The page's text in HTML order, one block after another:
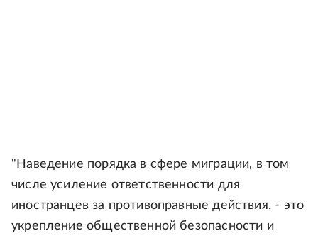
"Наведение порядка в сфере миграции, в том
числе усиление ответственности для
иностранцев за противоправные действия, - это
укрепление общественной безопасности и